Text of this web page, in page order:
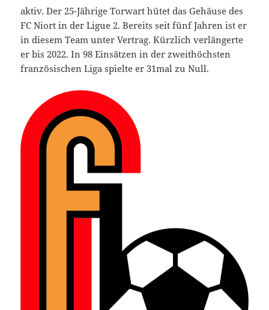
aktiv. Der 25-Jährige Torwart hütet das Gehäuse des
FC Niort in der Ligue 2. Bereits seit fünf Jahren ist er
in diesem Team unter Vertrag. Kürzlich verlängerte
er bis 2022. In 98 Einsätzen in der zweithöchsten
französischen Liga spielte er 31mal zu Null.